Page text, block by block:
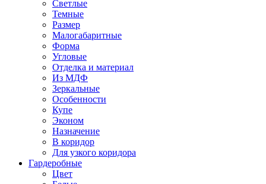
Светлые
Темные
Размер
Малогабаритные
Форма
Угловые
Отделка и материал
Из МДФ
Зеркальные
Особенности
Купе
Эконом
Назначение
В коридор
Для узкого коридора
Гардеробные
Цвет